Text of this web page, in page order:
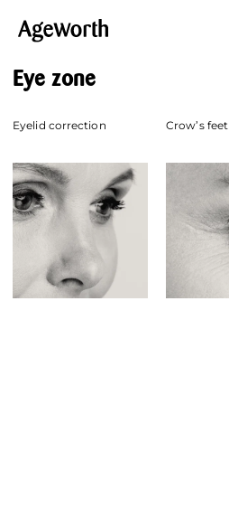
Eye zone
Eyelid correction Crow’s feet